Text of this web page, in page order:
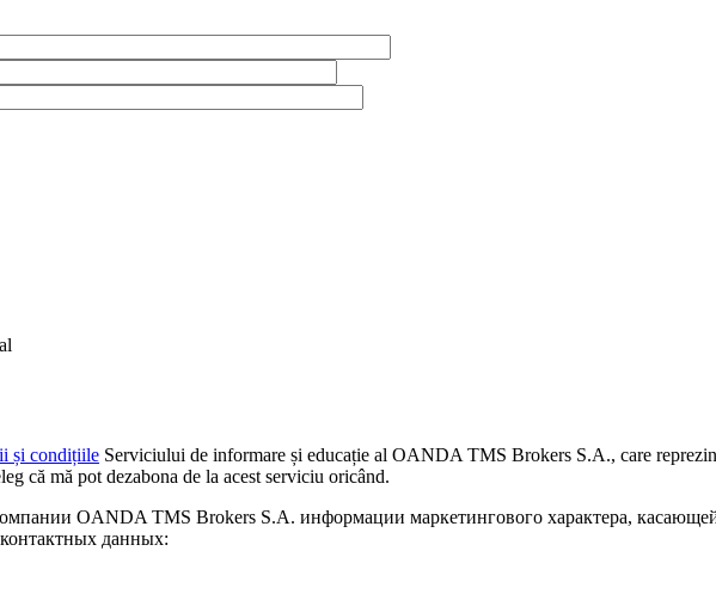
și condițiile Serviciului de informare și educație al OANDA TMS Brokers S.A., care
că mă pot dezabona de la acest serviciu oricând.
OANDA TMS Brokers S.A. информации маркетингового характера,
данных: